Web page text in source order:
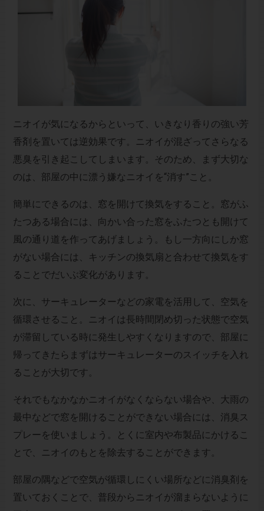
ニオイが気になるからといって、いきなり香りの強い芳
香剤を置いては逆効果です。ニオイが混ざってさらなる
悪臭を引き起こしてしまいます。そのため、まず大切な
のは、部屋の中に漂う嫌なニオイを“消す”こと。
簡単にできるのは、窓を開けて換気をすること。窓がふ
たつある場合には、向かい合った窓をふたつとも開けて
風の通り道を作ってあげましょう。もし一方向にしか窓
がない場合には、キッチンの換気扇と合わせて換気をす
ることでだいぶ変化があります。
次に、サーキュレーターなどの家電を活用して、空気を
循環させること。ニオイは長時間閉め切った状態で空気
が滞留している時に発生しやすくなりますので、部屋に
帰ってきたらまずはサーキュレーターのスイッチを入れ
ることが大切です。
それでもなかなかニオイがなくならない場合や、大雨の
最中などで窓を開けることができない場合には、消臭ス
プレーを使いましょう。とくに室内や布製品にかけるこ
とで、ニオイのもとを除去することができます。
部屋の隅などで空気が循環しにくい場所などに消臭剤を
置いておくことで、普段からニオイが溜まらないように